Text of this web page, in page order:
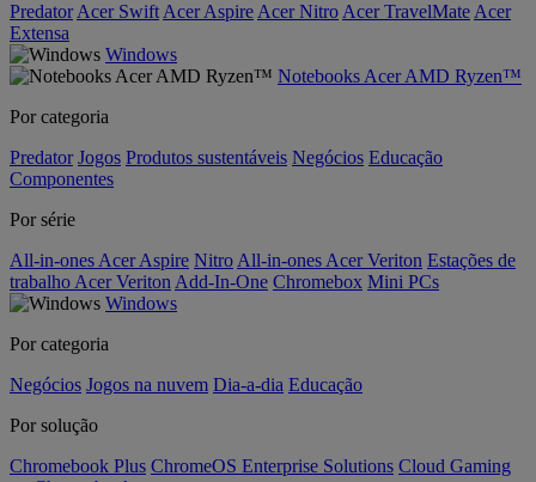
Predator Acer Swift Acer Aspire Acer Nitro Acer TravelMate Acer
Extensa
Windows
Notebooks Acer AMD Ryzen™
Por categoria
Predator Jogos Produtos sustentáveis Negócios Educação
Componentes
Por série
All-in-ones Acer Aspire Nitro All-in-ones Acer Veriton Estações de
trabalho Acer Veriton Add-In-One Chromebox Mini PCs
Windows
Por categoria
Negócios Jogos na nuvem Dia-a-dia Educação
Por solução
Chromebook Plus ChromeOS Enterprise Solutions Cloud Gaming